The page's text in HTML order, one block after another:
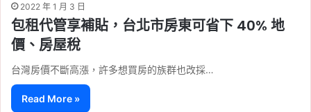
2022 年 1 月 3 日
包租代管享補貼，台北市房東可省下 40% 地
價、房屋稅
台灣房價不斷高漲，許多想買房的族群也改採…
Read More »